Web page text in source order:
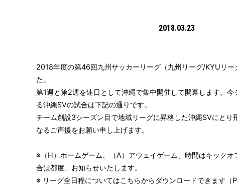
2018.03.23
2018年度の第46回九州サッカーリーグ（九州リーグ/KYUリー
た。
第1週と第2週を連日として沖縄で集中開催して開幕します。今
る沖縄SVの試合は下記の通りです。
チーム創設3シーズン目で地域リーグに昇格した沖縄SVにとり
なるご声援をお願い申し上げます。
※（H）ホームゲーム、（A）アウェイゲーム、時間はキックオ
合は都度、お知らせいたします。
※ リーグ全日程についてはこちらからダウンロードできます（